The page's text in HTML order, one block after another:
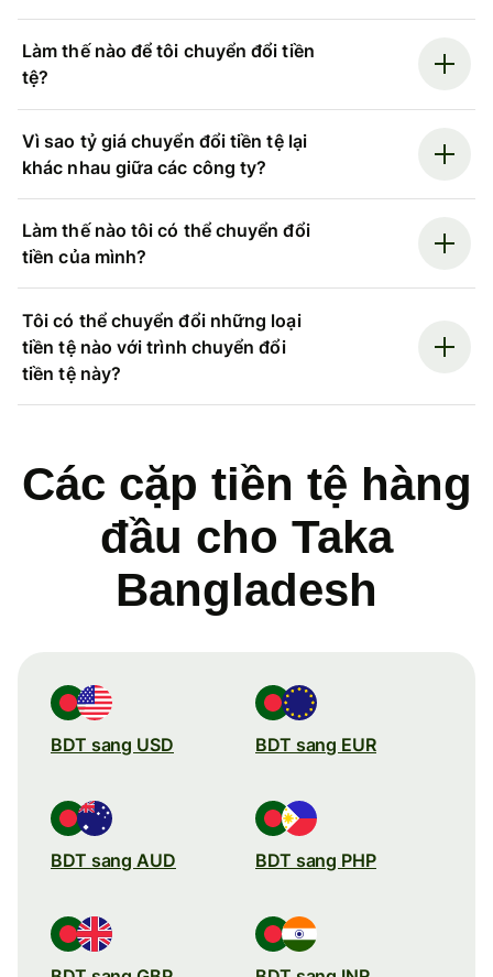
Làm thế nào để tôi chuyển đổi tiền
tệ?
Vì sao tỷ giá chuyển đổi tiền tệ lại
khác nhau giữa các công ty?
Làm thế nào tôi có thể chuyển đổi
tiền của mình?
Tôi có thể chuyển đổi những loại
tiền tệ nào với trình chuyển đổi
tiền tệ này?
Các cặp tiền tệ hàng
đầu cho Taka
Bangladesh
BDT sang USD BDT sang EUR
BDT sang AUD BDT sang PHP